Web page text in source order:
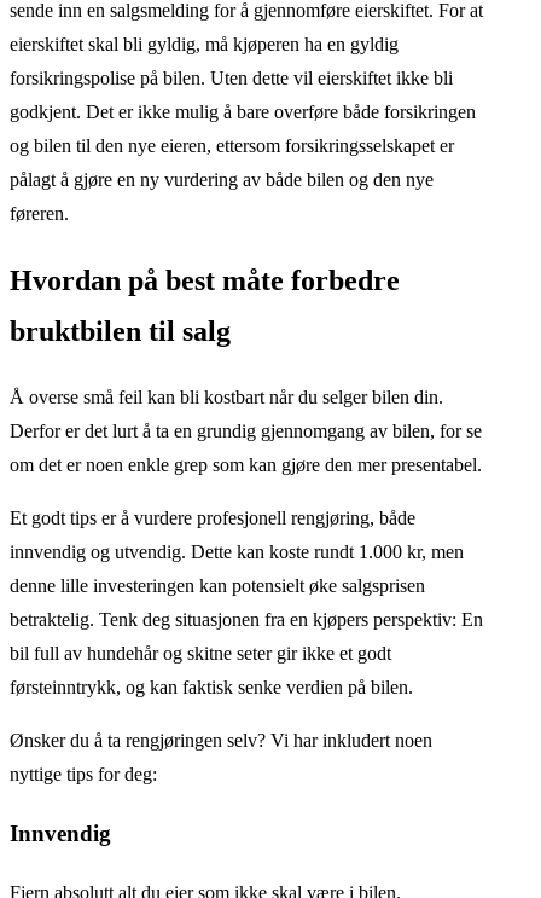
sende inn en salgsmelding for å gjennomføre eierskiftet. For at
eierskiftet skal bli gyldig, må kjøperen ha en gyldig
forsikringspolise på bilen. Uten dette vil eierskiftet ikke bli
godkjent. Det er ikke mulig å bare overføre både forsikringen
og bilen til den nye eieren, ettersom forsikringsselskapet er
pålagt å gjøre en ny vurdering av både bilen og den nye
føreren.
Hvordan på best måte forbedre
bruktbilen til salg
Å overse små feil kan bli kostbart når du selger bilen din.
Derfor er det lurt å ta en grundig gjennomgang av bilen, for se
om det er noen enkle grep som kan gjøre den mer presentabel.
Et godt tips er å vurdere profesjonell rengjøring, både
innvendig og utvendig. Dette kan koste rundt 1.000 kr, men
denne lille investeringen kan potensielt øke salgsprisen
betraktelig. Tenk deg situasjonen fra en kjøpers perspektiv: En
bil full av hundehår og skitne seter gir ikke et godt
førsteinntrykk, og kan faktisk senke verdien på bilen.
Ønsker du å ta rengjøringen selv? Vi har inkludert noen
nyttige tips for deg:
Innvendig
Fjern absolutt alt du eier som ikke skal være i bilen.